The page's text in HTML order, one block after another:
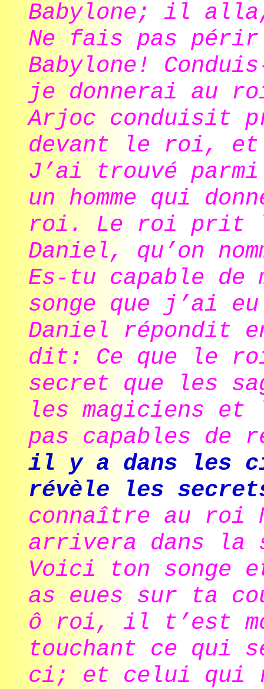
Babylone; il
Ne fais pas périr
Babylone!
je donnerai au
Arjoc conduisit
devant le roi,
J’ai trouvé
un homme qui
roi. Le roi prit
Daniel, qu’on
Es-tu capable
songe que j’ai
Daniel répondit
dit: Ce que le roi
secret que les
les magiciens et
pas capables
il y a dans les
révèle les
connaître au roi
arrivera dans la
Voici ton songe
as eues sur ta
ô roi, il t’est
touchant ce qui
ci; et celui qui